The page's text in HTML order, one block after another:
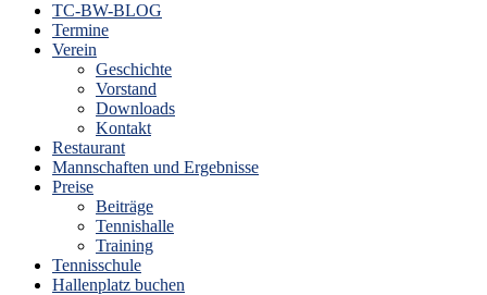
TC-BW-BLOG
Termine
Verein
Geschichte
Vorstand
Downloads
Kontakt
Restaurant
Mannschaften und Ergebnisse
Preise
Beiträge
Tennishalle
Training
Tennisschule
Hallenplatz buchen